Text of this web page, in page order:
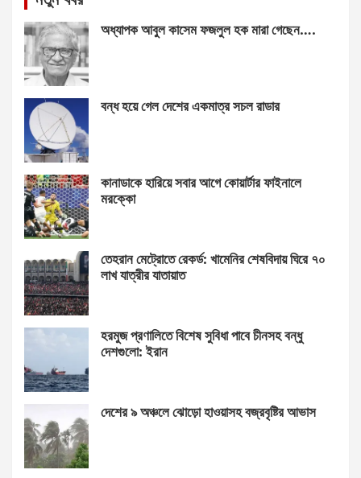
অধ্যাপক আবুল কাসেম ফজলুল হক মারা গেছেন….
বন্ধ হয়ে গেল দেশের একমাত্র সচল রাডার
কানাডাকে হারিয়ে সবার আগে কোয়ার্টার ফাইনালে
মরক্কো
তেহরান মেট্রোতে রেকর্ড: খামেনির শেষবিদায় ঘিরে ৭০
লাখ যাত্রীর যাতায়াত
হরমুজ প্রণালিতে বিশেষ সুবিধা পাবে চীনসহ বন্ধু
দেশগুলো: ইরান
দেশের ৯ অঞ্চলে ঝোড়ো হাওয়াসহ বজ্রবৃষ্টির আভাস